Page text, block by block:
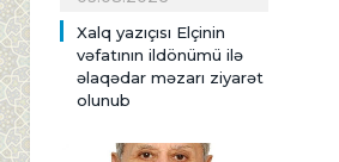
Xalq yazıçısı Elçinin
vəfatının ildönümü ilə
əlaqədar məzarı ziyarət
olunub